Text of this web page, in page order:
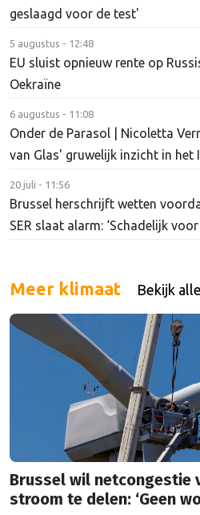
geslaagd voor de test'
5 augustus - 12:48
EU sluist opnieuw rente op
Oekraïne
6 augustus - 11:08
Onder de Parasol | Nicoletta
van Glas' gruwelijk inzicht in het
20 juli - 11:56
Brussel herschrijft wetten
SER slaat alarm: ‘Schadelijk
Meer klimaat Bekijk
Brussel wil netcongestie
stroom te delen: ‘Geen